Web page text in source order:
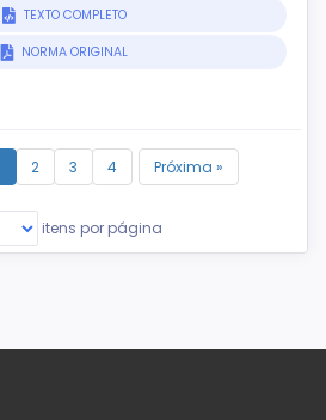
TEXTO COMPLETO
NORMA ORIGINAL
2 3 4 Próxima »
itens por página